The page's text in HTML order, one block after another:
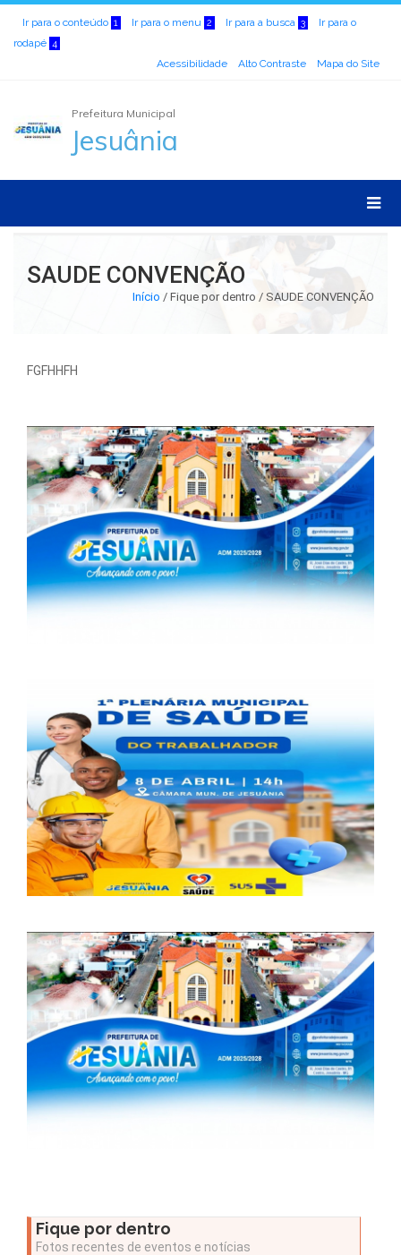
Ir para o conteúdo 1 Ir para o menu 2 Ir para a busca 3
Ir para o
rodapé 4
Acessibilidade Alto Contraste Mapa do Site
Prefeitura Municipal
Jesuânia
SAUDE CONVENÇÃO
Início / Fique por dentro / SAUDE CONVENÇÃO
FGFHHFH
Fique por dentro
Fotos recentes de eventos e notícias